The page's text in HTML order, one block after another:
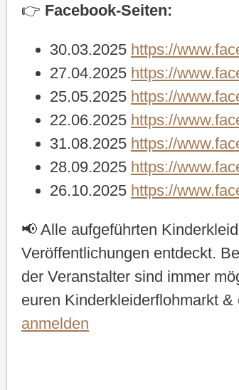
👉 Facebook-Seiten:
30.03.2025 https://
27.04.2025 https://
25.05.2025 https://
22.06.2025 https://
31.08.2025 https://
28.09.2025 https://
26.10.2025 https://
📢 Alle aufgeführten
Veröffentlichungen entdeckt.
der Veranstalter sind immer
euren Kinderkleiderflohmarkt
anmelden